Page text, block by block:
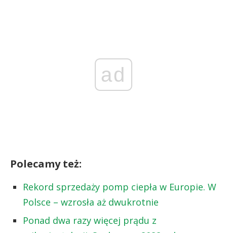
ad
Polecamy też:
Rekord sprzedaży pomp ciepła w Europie. W
Polsce – wzrosła aż dwukrotnie
Ponad dwa razy więcej prądu z